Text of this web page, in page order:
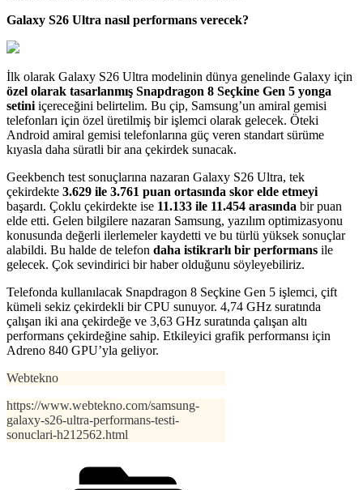
Galaxy S26 Ultra nasıl performans verecek?
İlk olarak Galaxy S26 Ultra modelinin dünya genelinde Galaxy için
özel olarak tasarlanmış Snapdragon 8 Seçkine Gen 5 yonga
setini içereceğini belirtelim. Bu çip, Samsung’un amiral gemisi
telefonları için özel üretilmiş bir işlemci olarak gelecek. Öteki
Android amiral gemisi telefonlarına güç veren standart sürüme
kıyasla daha süratli bir ana çekirdek sunacak.
Geekbench test sonuçlarına nazaran Galaxy S26 Ultra, tek
çekirdekte 3.629 ile 3.761 puan ortasında skor elde etmeyi
başardı. Çoklu çekirdekte ise 11.133 ile 11.454 arasında bir puan
elde etti. Gelen bilgilere nazaran Samsung, yazılım optimizasyonu
konusunda değerli ilerlemeler kaydetti ve bu türlü yüksek sonuçlar
alabildi. Bu halde de telefon daha istikrarlı bir performans ile
gelecek. Çok sevindirici bir haber olduğunu söyleyebiliriz.
Telefonda kullanılacak Snapdragon 8 Seçkine Gen 5 işlemci, çift
kümeli sekiz çekirdekli bir CPU sunuyor. 4,74 GHz suratında
çalışan iki ana çekirdeğe ve 3,63 GHz suratında çalışan altı
performans çekirdeğine sahip. Etkileyici grafik performansı için
Adreno 840 GPU’yla geliyor.
Webtekno
https://www.webtekno.com/samsung-
galaxy-s26-ultra-performans-testi-
sonuclari-h212562.html